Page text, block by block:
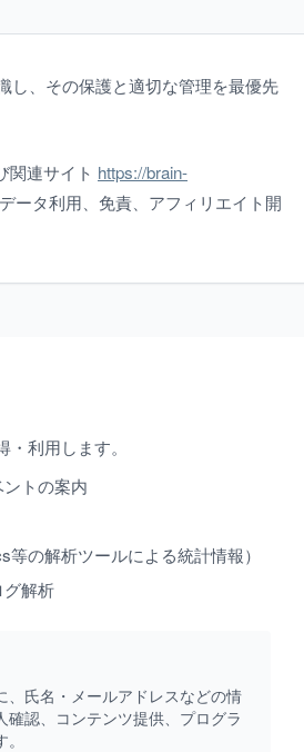
し、その保護と適切な管理を最優先
関連サイト https://brain-
ータ利用、免責、アフィリエイト開
利用します。
トの案内
の解析ツールによる統計情報）
解析
、氏名・メールアドレスなどの情
認、コンテンツ提供、プログラ